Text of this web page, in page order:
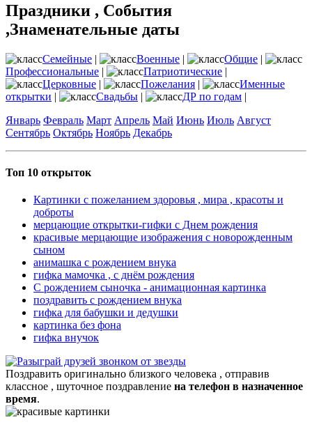
Праздники , События
,Знаменательные даты
Семейные | Военные | Общие |
Профессиональные | Патриотические |
Церковные | Пожелания |
Именные
открытки | Свадьбы | ДР по годам |
Январь Февраль Март Апрель Май Июнь Июль Август
Сентябрь Октябрь Ноябрь Декабрь
Топ 10 открыток
Картинки с пожеланием здоровья , мира , красоты и
доброты
мерцающие открытки-гифки с Днем рождения
красивые мерцающие изображения с новорожденным
сыном
анимашка с рождением внука
гифка мамочка , с днём рождения
С рождением сыночка - анимационная картинка
поздравить с рождением внука
гифка для бабушки и дедушки
картинка без фона
гифка внучок
Поздравить оригинально близкого человека , отправив
классное , шуточное поздравление на телефон в назначенное
время.